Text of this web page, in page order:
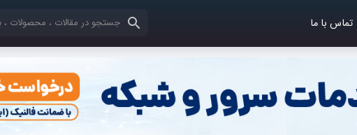
تماس با ما کلمات کلیدی خود را وارد کنید